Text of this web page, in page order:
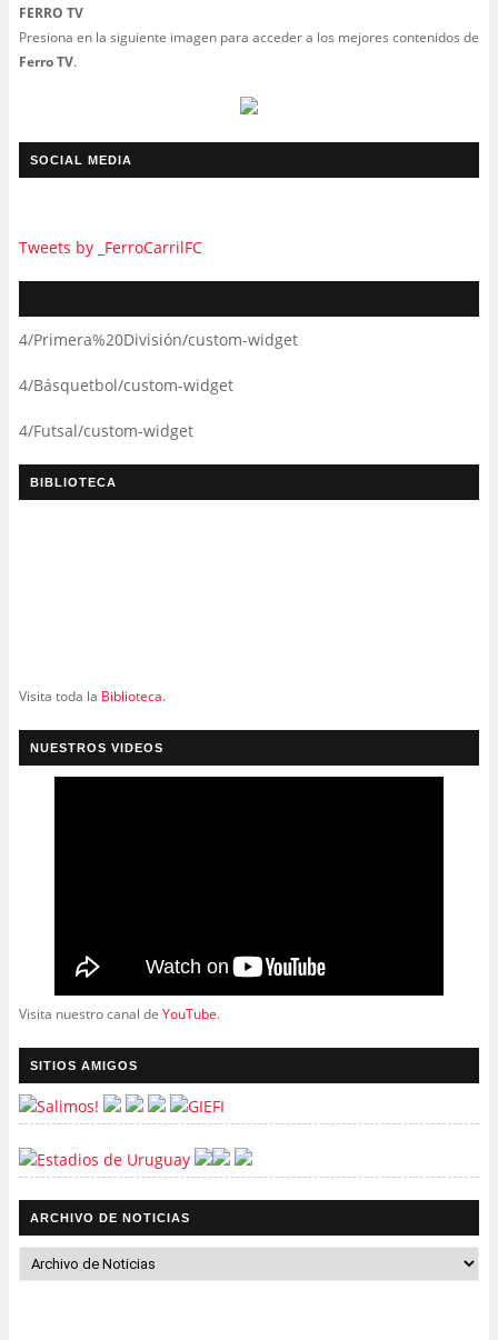
FERRO TV
Presiona en la siguiente imagen para acceder a los mejores contenidos de
Ferro TV.
SOCIAL MEDIA
Tweets by _FerroCarrilFC
4/Primera%20División/custom-widget
4/Básquetbol/custom-widget
4/Futsal/custom-widget
BIBLIOTECA
Visita toda la Biblioteca.
NUESTROS VIDEOS
Visita nuestro canal de YouTube.
SITIOS AMIGOS
ARCHIVO DE NOTICIAS